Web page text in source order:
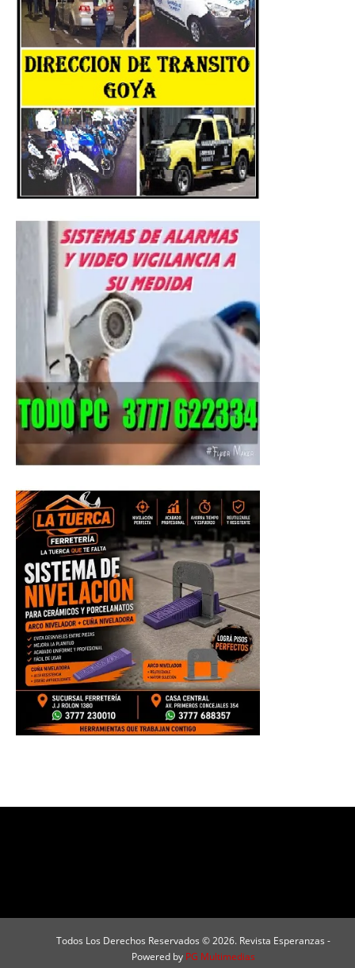
Todos Los Derechos Reservados © 2026. Revista Esperanzas -
Powered by PG Multimedias